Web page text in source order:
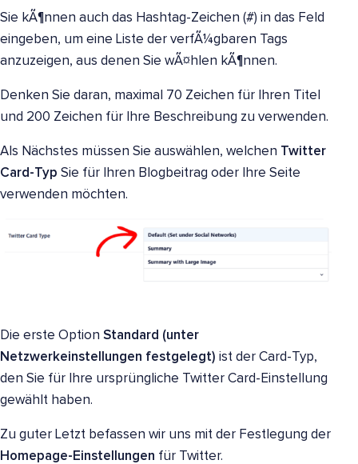
Sie kÃ¶nnen auch das Hashtag-Zeichen (#) in das Feld
eingeben, um eine Liste der verfÃ¼gbaren Tags
anzuzeigen, aus denen Sie wÃ¤hlen kÃ¶nnen.
Denken Sie daran, maximal 70 Zeichen für Ihren Titel
und 200 Zeichen für Ihre Beschreibung zu verwenden.
Als Nächstes müssen Sie auswählen, welchen Twitter
Card-Typ Sie für Ihren Blogbeitrag oder Ihre Seite
verwenden möchten.
Die erste Option Standard (unter
Netzwerkeinstellungen festgelegt) ist der Card-Typ,
den Sie für Ihre ursprüngliche Twitter Card-Einstellung
gewählt haben.
Zu guter Letzt befassen wir uns mit der Festlegung der
Homepage-Einstellungen für Twitter.